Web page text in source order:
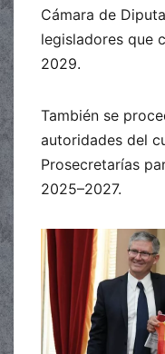
Cámara de
legisladores que
2029.
También se
autoridades del
Prosecretarías
2025–2027.